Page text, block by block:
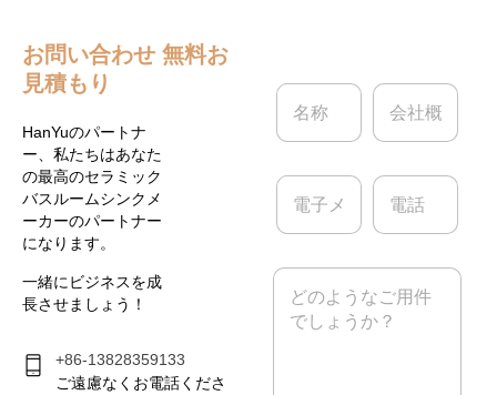
お問い合わせ 無料お
見積もり
HanYuのパートナ
ー、私たちはあなた
の最高のセラミック
バスルームシンクメ
ーカーのパートナー
になります。
一緒にビジネスを成
長させましょう！
+86-13828359133
ご遠慮なくお電話くださ
名
*
会
概
電
メ
ル
電
メ